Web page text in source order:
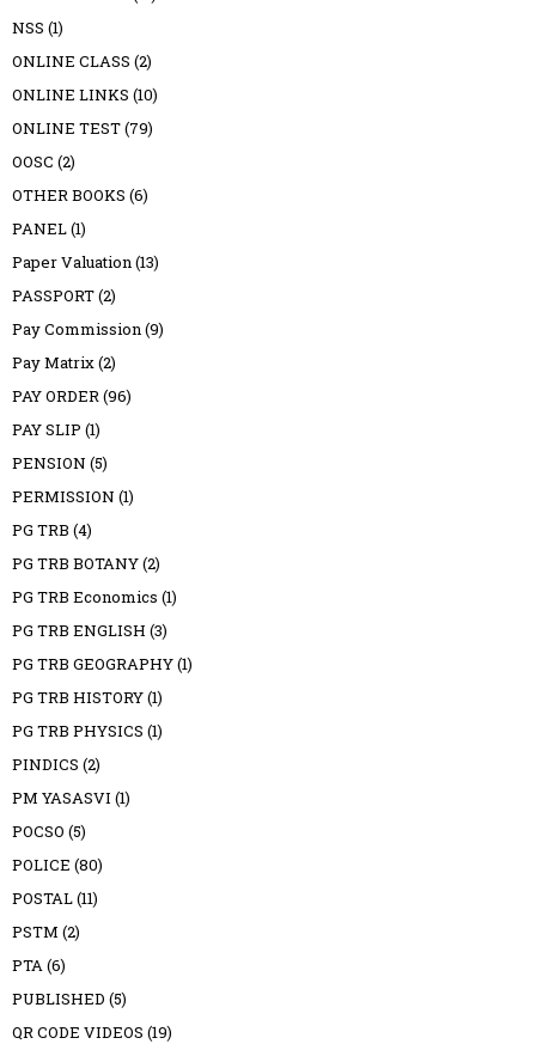
NSS (1)
ONLINE CLASS (2)
ONLINE LINKS (10)
ONLINE TEST(79)
OOSC (2)
OTHER BOOKS (6)
PANEL(1)
Paper Valuation (13)
PASSPORT(2)
Pay Commission (9)
Pay Matrix (2)
PAY ORDER (96)
PAY SLIP (1)
PENSION (5)
PERMISSION (1)
PG TRB (4)
PG TRB BOTANY(2)
PG TRB Economics (1)
PG TRB ENGLISH (3)
PG TRB GEOGRAPHY(1)
PG TRB HISTORY(1)
PG TRB PHYSICS (1)
PINDICS (2)
PM YASASVI (1)
POCSO (5)
POLICE (80)
POSTAL(11)
PSTM (2)
PTA (6)
PUBLISHED (5)
QR CODE VIDEOS (19)